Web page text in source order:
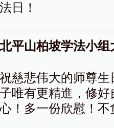
日！
平山柏坡学法小
慈悲伟大的师尊
唯有更精進，修
！多一份欣慰！